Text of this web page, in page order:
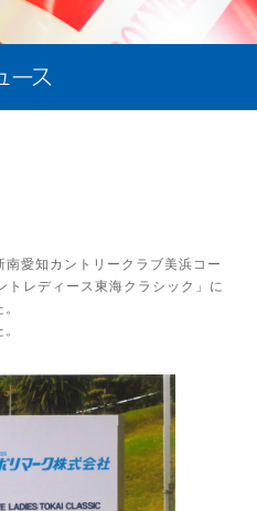
愛知カントリークラブ美浜コー
トレディース東海クラシック」に